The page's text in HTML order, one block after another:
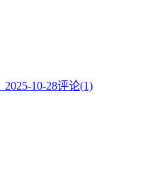
2025-10-28评论(1)